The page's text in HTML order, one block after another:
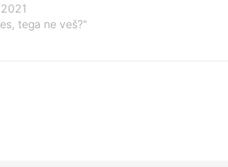
tega ne veš?"